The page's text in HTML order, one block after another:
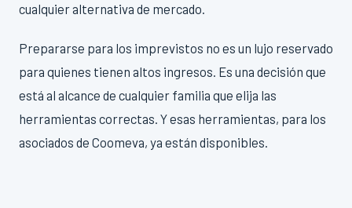
cualquier alternativa de mercado.
Prepararse para los imprevistos no es un lujo reservado
para quienes tienen altos ingresos. Es una decisión que
está al alcance de cualquier familia que elija las
herramientas correctas. Y esas herramientas, para los
asociados de Coomeva, ya están disponibles.